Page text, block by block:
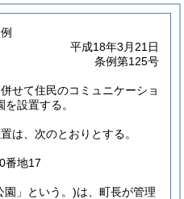
平成18年3月21日
条例第125号
せて住民のコミュニケーショ
設置する。
は、次のとおりとする。
番地17
園」という。)は、町長が管理